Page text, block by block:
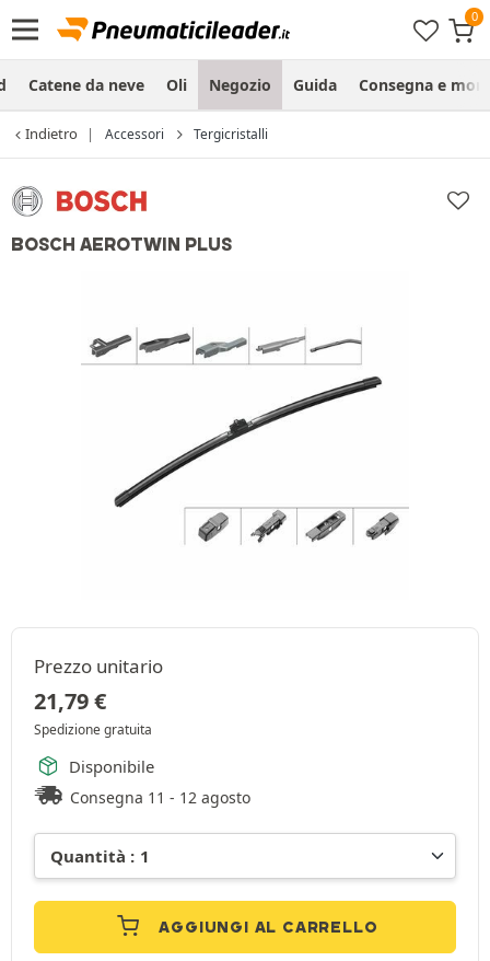
Catene da neve Oli Negozio Guida Consegna e
Indietro Accessori Tergicristalli
BOSCH AEROTWIN PLUS
Prezzo unitario
21,79€
Spedizione gratuita
Disponibile
Consegna 11 - 12 agosto
AGGIUNGI AL CARRELLO